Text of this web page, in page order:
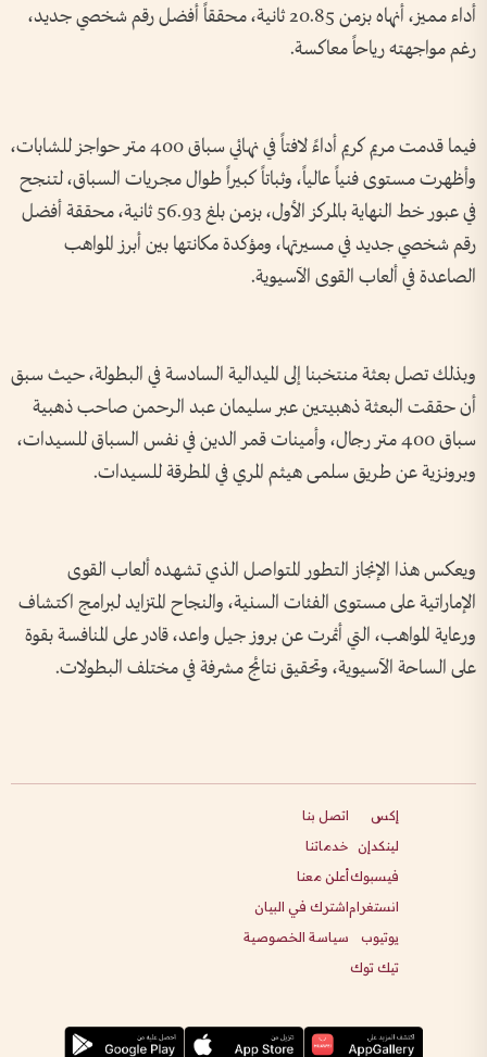
أداء مميز، أنهاه بزمن 20.85 ثانية، محققاً أفضل رقم شخصي جديد،
رغم مواجهته رياحاً معاكسة.
فيما قدمت مريم كريم أداءً لافتاً في نهائي سباق 400 متر حواجز للشابات،
وأظهرت مستوى فنياً عالياً، وثباتاً كبيراً طوال مجريات السباق، لتنجح
في عبور خط النهاية بالمركز الأول، بزمن بلغ 56.93 ثانية، محققة أفضل
رقم شخصي جديد في مسيرتها، ومؤكدة مكانتها بين أبرز المواهب
الصاعدة في ألعاب القوى الآسيوية.
وبذلك تصل بعثة منتخبنا إلى الميدالية السادسة في البطولة، حيث سبق
أن حققت البعثة ذهبيتين عبر سليمان عبد الرحمن صاحب ذهبية
سباق 400 متر رجال، وأمينات قمر الدين في نفس السباق للسيدات،
وبرونزية عن طريق سلمى هيثم المري في المطرقة للسيدات.
ويعكس هذا الإنجاز التطور المتواصل الذي تشهده ألعاب القوى
الإماراتية على مستوى الفئات السنية، والنجاح المتزايد لبرامج اكتشاف
ورعاية المواهب، التي أثمرت عن بروز جيل واعد، قادر على المنافسة بقوة
على الساحة الآسيوية، وتحقيق نتائج مشرفة في مختلف البطولات.
إكس
لينكدإن
فيسبوك
انستغرام
يوتيوب
تيك توك
اتصل بنا
خدماتنا
أعلن معنا
اشترك في البيان
سياسة الخصوصية